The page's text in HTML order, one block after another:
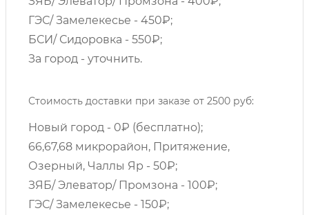
ГЭС/ Замелекесье - 450₽;
БСИ/ Сидоровка - 550₽;
За город - уточнить.
Стоимость доставки при заказе от 2500 руб:
Новый город - 0₽ (бесплатно);
66,67,68 микрорайон, Притяжение,
Озерный, Чаллы Яр - 50₽;
ЗЯБ/ Элеватор/ Промзона - 100₽;
ГЭС/ Замелекесье - 150₽;